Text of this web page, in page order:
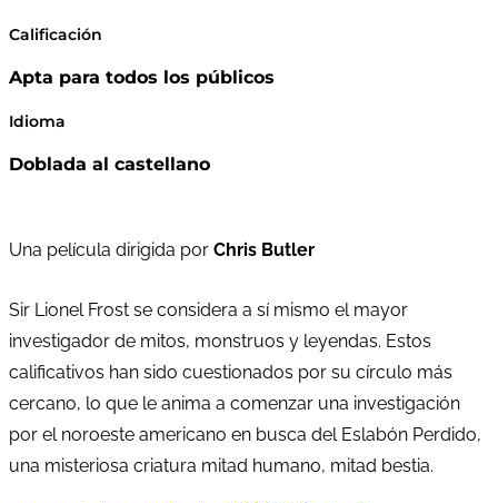
Calificación
Apta para todos los públicos
Idioma
Doblada al castellano
Una película dirigida por Chris Butler
Sir Lionel Frost se considera a sí mismo el mayor
investigador de mitos, monstruos y leyendas. Estos
calificativos han sido cuestionados por su círculo más
cercano, lo que le anima a comenzar una investigación
por el noroeste americano en busca del Eslabón Perdido,
una misteriosa criatura mitad humano, mitad bestia.